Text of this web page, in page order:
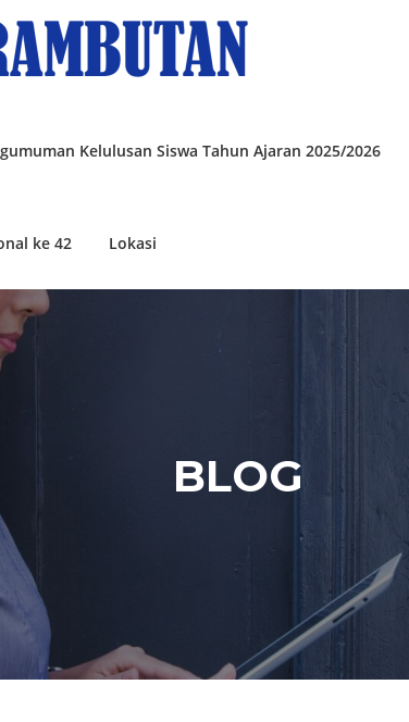
Kelulusan Siswa Tahun Ajaran 2025/2026
ke 42 Lokasi
BLOG